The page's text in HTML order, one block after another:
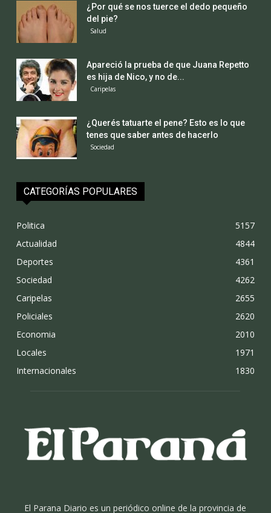
¿Por qué se nos tuerce el dedo pequeño
del pie?
Salud
Apareció la prueba de que Juana Repetto
es hija de Nico, y no de...
Caripelas
¿Querés tatuarte el pene? Esto es lo que
tenes que saber antes de hacerlo
Sociedad
CATEGORÍAS POPULARES
Politica
5157
Actualidad
4844
Deportes
4361
Sociedad
4262
Caripelas
2655
Policiales
2620
Economia
2010
Locales
1971
Internacionales
1830
El Parana Diario es un periódico online de la provincia de